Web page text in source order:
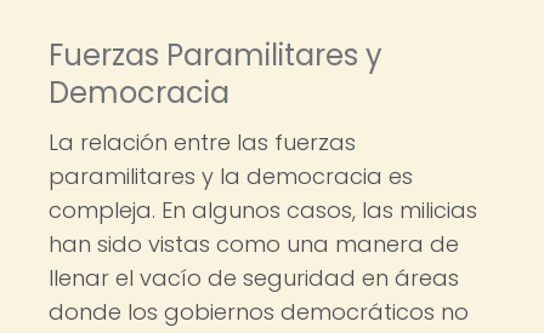
Fuerzas Paramilitares y
Democracia
La relación entre las fuerzas
paramilitares y la democracia es
compleja. En algunos casos, las milicias
han sido vistas como una manera de
llenar el vacío de seguridad en áreas
donde los gobiernos democráticos no